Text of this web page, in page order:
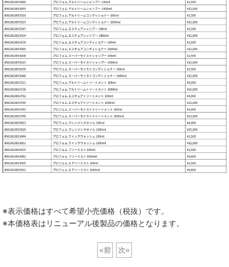
※表示価格はすべて希望小売価格（税抜）です。
※本価格表はリニューアル後製品の価格となります。
«前 次»